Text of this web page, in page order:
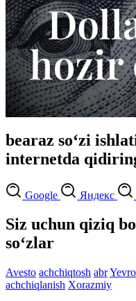
bearaz so‘zi
internetda
Google Яндекс
Siz uchun qiziq
so‘zlar
Avesto achchiqtosh abr
achchiqlanish Xorazmiy